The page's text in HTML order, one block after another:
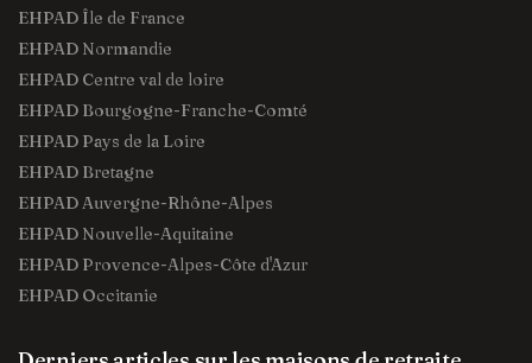
EHPAD Île de France
EHPAD Normandie
EHPAD Centre val de loire
EHPAD Bourgogne-Franche-Comté
EHPAD Pays de la Loire
EHPAD Bretagne
EHPAD Auvergne-Rhône-Alpes
EHPAD Nouvelle-Aquitaine
EHPAD Provence-Alpes-Côte d'Azur
EHPAD Occitanie